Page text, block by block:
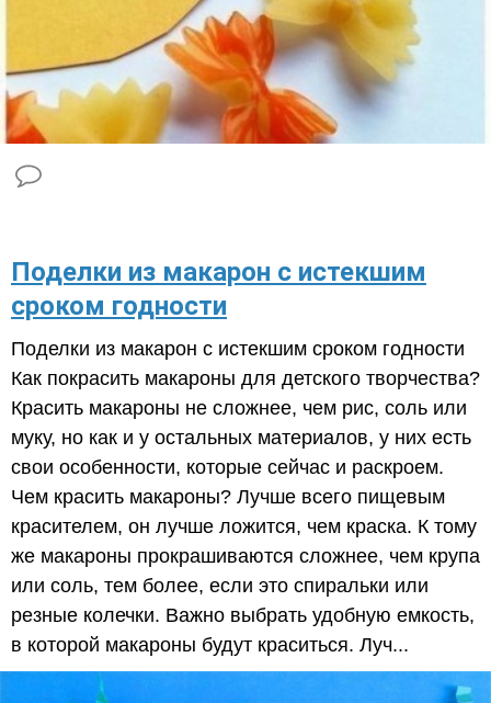
​Поделки из макарон с истекшим
сроком годности
Поделки из макарон с истекшим сроком годности
Как покрасить макароны для детского творчества?
Красить макароны не сложнее, чем рис, соль или
муку, но как и у остальных материалов, у них есть
свои особенности, которые сейчас и раскроем.
Чем красить макароны? Лучше всего пищевым
красителем, он лучше ложится, чем краска. К тому
же макароны прокрашиваются сложнее, чем крупа
или соль, тем более, если это спиральки или
резные колечки. Важно выбрать удобную емкость,
в которой макароны будут краситься. Луч...